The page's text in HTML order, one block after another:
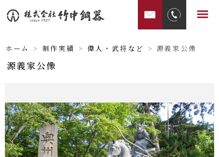
容
ス
キ
メ
ホーム > 制作実績 > 偉人・武将など > 源義家公像
源義家公像